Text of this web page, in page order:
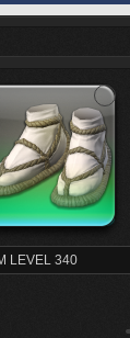
LEVEL 340